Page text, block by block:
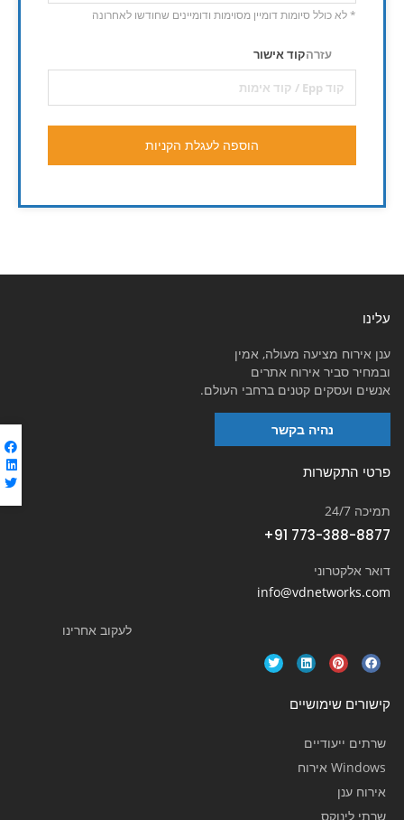
* לא כולל סיומות דומיין מסוימות ודומיינים שחודשו לאחרונה
קוד אישורעזרה
הוספה לעגלת הקניות
עלינו
ענן אירוח מציעה מעולה, אמין
ובמחיר סביר אירוח אתרים
אנשים ועסקים קטנים ברחבי העולם.
נהיה בקשר
פרטי התקשרות
תמיכה 24/7
+91 773-388-8877
דואר אלקטרוני
info@vdnetworks.com
לעקוב אחרינו
קישורים שימושיים
שרתים ייעודיים
Windows אירוח
אירוח ענן
שרתי לינוקס